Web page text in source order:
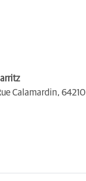
Calamardin, 64210